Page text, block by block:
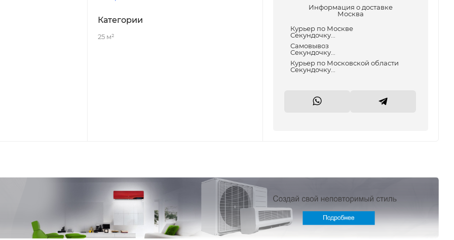
Категории
25 м²
Информация о доставке
Москва
Курьер по Москве
Секундочку...
Самовывоз
Секундочку...
Курьер по Московской области
Секундочку...